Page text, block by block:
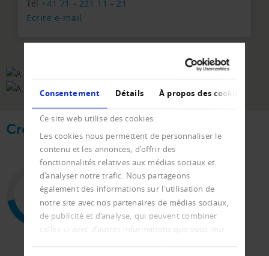
Consentement Détails À propos des cookies
Ce site web utilise des cookies.
Les cookies nous permettent de personnaliser le
contenu et les annonces, d'offrir des
fonctionnalités relatives aux médias sociaux et
d'analyser notre trafic. Nous partageons
également des informations sur l'utilisation de
notre site avec nos partenaires de médias sociaux,
de publicité et d'analyse, qui peuvent combiner
celles-ci avec d'autres informations que vous leur
Tél +41 71 - 221 11 - 21
Ecrire e-mail
Creditreform en chiffres
130
ans d'expérience